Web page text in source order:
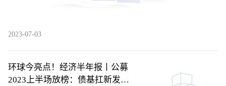
2023-07-03
环球今亮点！经济半年报丨公募
2023上半场放榜：债基扛新发大